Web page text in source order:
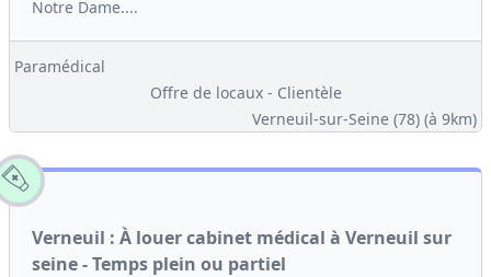
Notre Dame....
Paramédical
Offre de locaux - Clientèle
Verneuil-sur-Seine (78) (à 9km)
Verneuil : À louer cabinet médical à Verneuil sur
seine - Temps plein ou partiel